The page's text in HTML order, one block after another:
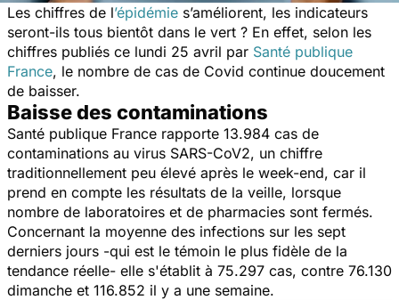
Les chiffres de l’épidémie s’améliorent, les indicateurs
seront-ils tous bientôt dans le vert ? En effet, selon les
chiffres publiés ce lundi 25 avril par Santé publique
France, le nombre de cas de Covid continue doucement
de baisser.
Baisse des contaminations
Santé publique France rapporte 13.984 cas de
contaminations au virus SARS-CoV2, un chiffre
traditionnellement peu élevé après le week-end, car il
prend en compte les résultats de la veille, lorsque
nombre de laboratoires et de pharmacies sont fermés.
Concernant la moyenne des infections sur les sept
derniers jours -qui est le témoin le plus fidèle de la
tendance réelle- elle s'établit à 75.297 cas, contre 76.130
dimanche et 116.852 il y a une semaine.